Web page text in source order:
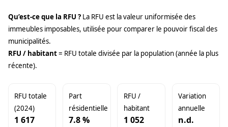
Qu’est-ce que la RFU ? La RFU est la valeur uniformisée des
immeubles imposables, utilisée pour comparer le pouvoir fiscal des
municipalités.
RFU / habitant= RFU totale divisée par la population (année la plus
récente).
RFU totale
(2024)
1 617
Part
résidentielle
7.8 %
RFU /
habitant
1 052
Variation
annuelle
n.d.